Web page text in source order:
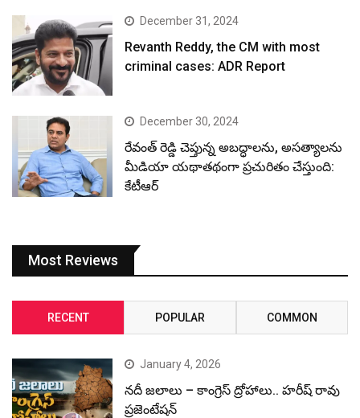
December 31, 2024
Revanth Reddy, the CM with most
criminal cases: ADR Report
December 30, 2024
రేవంత్ రెడ్డి చెప్తున్న అబద్ధాలను, అసత్యాలను
మీడియా యథాతథంగా ప్రచురితం చేస్తుంది:
కేటీఆర్
Most Reviews
RECENT POPULAR COMMON
January 4, 2026
నదీ జలాలు – కాంగ్రెస్ ద్రోహాలు.. హరీష్ రావు
ప్రజెంటేషన్